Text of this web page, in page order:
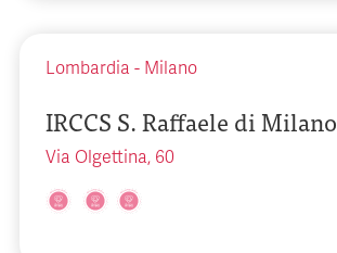
Lombardia - Milano
IRCCS S. Raffaele di Milano
Via Olgettina, 60